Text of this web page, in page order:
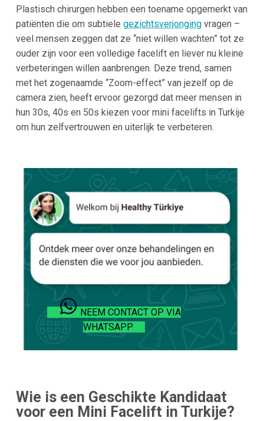
Plastisch chirurgen hebben een toename opgemerkt van
patiënten die om subtiele gezichtsverjongingvragen –
veel mensen zeggen dat ze “niet willen wachten” tot ze
ouder zijn voor een volledige facelift en liever nu kleine
verbeteringen willen aanbrengen​. Deze trend, samen
met het zogenaamde “Zoom-effect” van jezelf op de
camera zien, heeft ervoor gezorgd dat meer mensen in
hun 30s, 40s en 50s kiezen voor mini facelifts in Turkije
om hun zelfvertrouwen en uiterlijk te verbeteren​.
NEEM CONTACT OP VIA
WHATSAPP
Wie is een Geschikte Kandidaat
voor een Mini Facelift in Turkije?